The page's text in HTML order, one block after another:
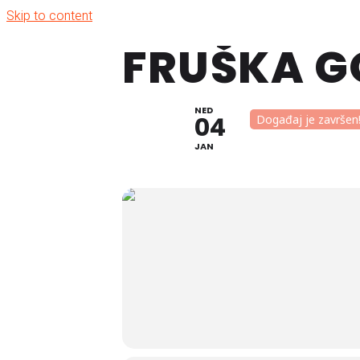
Skip to content
FRUŠKA
NED
04
JAN
Događaj je završen!